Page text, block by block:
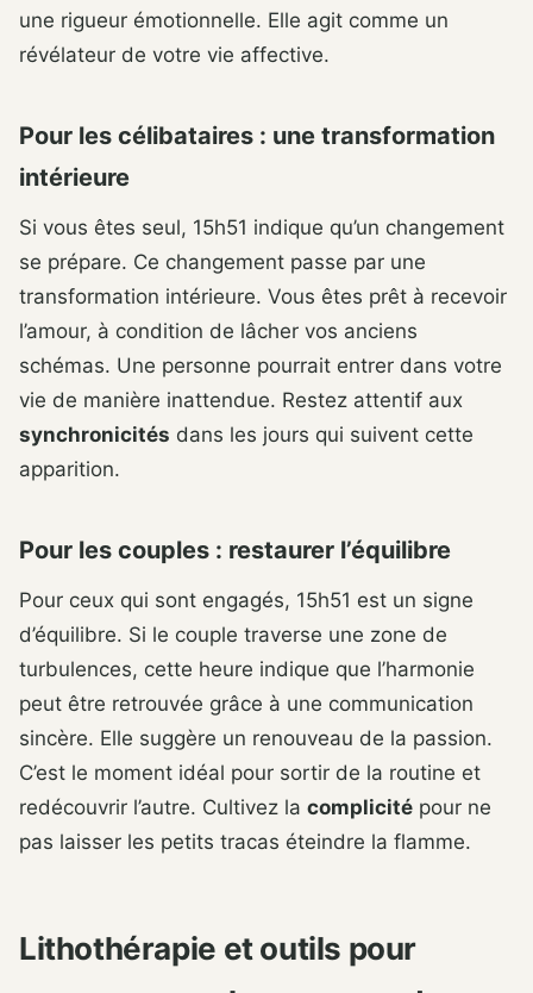
une rigueur émotionnelle. Elle agit comme un
révélateur de votre vie affective.
Pour les célibataires : une transformation
intérieure
Si vous êtes seul, 15h51 indique qu’un changement
se prépare. Ce changement passe par une
transformation intérieure. Vous êtes prêt à recevoir
l’amour, à condition de lâcher vos anciens
schémas. Une personne pourrait entrer dans votre
vie de manière inattendue. Restez attentif aux
synchronicités dans les jours qui suivent cette
apparition.
Pour les couples : restaurer l’équilibre
Pour ceux qui sont engagés, 15h51 est un signe
d’équilibre. Si le couple traverse une zone de
turbulences, cette heure indique que l’harmonie
peut être retrouvée grâce à une communication
sincère. Elle suggère un renouveau de la passion.
C’est le moment idéal pour sortir de la routine et
redécouvrir l’autre. Cultivez la complicité pour ne
pas laisser les petits tracas éteindre la flamme.
Lithothérapie et outils pour